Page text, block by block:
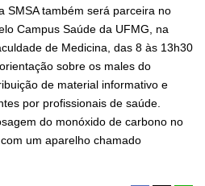
SMSA também será parceira no
Campus Saúde da UFMG, na
de Medicina, das 8 às 13h30
sobre os males do
de material informativo e
por profissionais de saúde.
do monóxido de carbono no
um aparelho chamado